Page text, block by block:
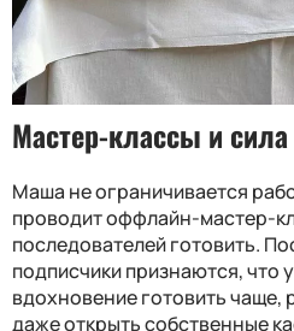
Мастер-классы и
Маша не ограничивается
проводит оффлайн-мастер-
последователей готовить.
подписчики признаются, что
вдохновение готовить чаще,
даже открыть собственные